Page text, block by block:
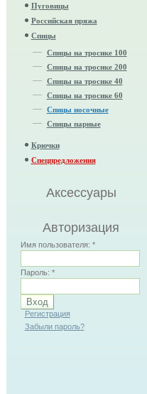
Пуговицы
Российская пряжа
Спицы
Спицы на тросике 100
Спицы на тросике 200
Спицы на тросике 40
Спицы на тросике 60
Спицы носочные
Спицы парные
Крючки
Спецпредложения
Аксессуары
Авторизация
Имя пользователя: *
Пароль: *
Регистрация
Забыли пароль?